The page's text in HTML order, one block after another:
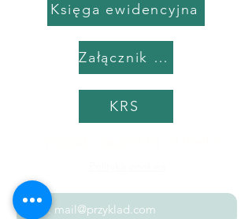
Księga ewidencyjna
Załącznik do umowy
KRS